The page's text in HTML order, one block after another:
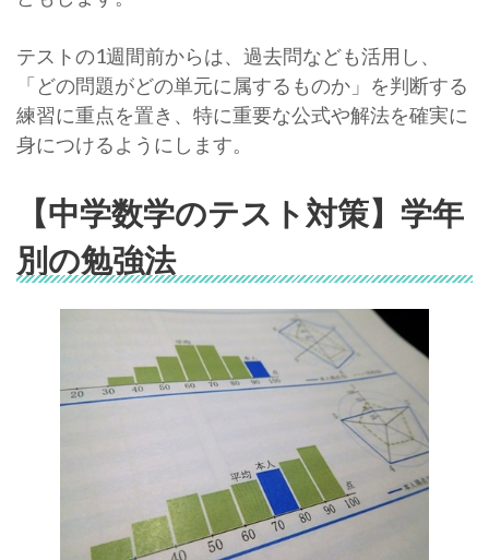
テストの1週間前からは、過去問なども活用し、
「どの問題がどの単元に属するものか」を判断する
練習に重点を置き、特に重要な公式や解法を確実に
身につけるようにします。
【中学数学のテスト対策】学年
別の勉強法